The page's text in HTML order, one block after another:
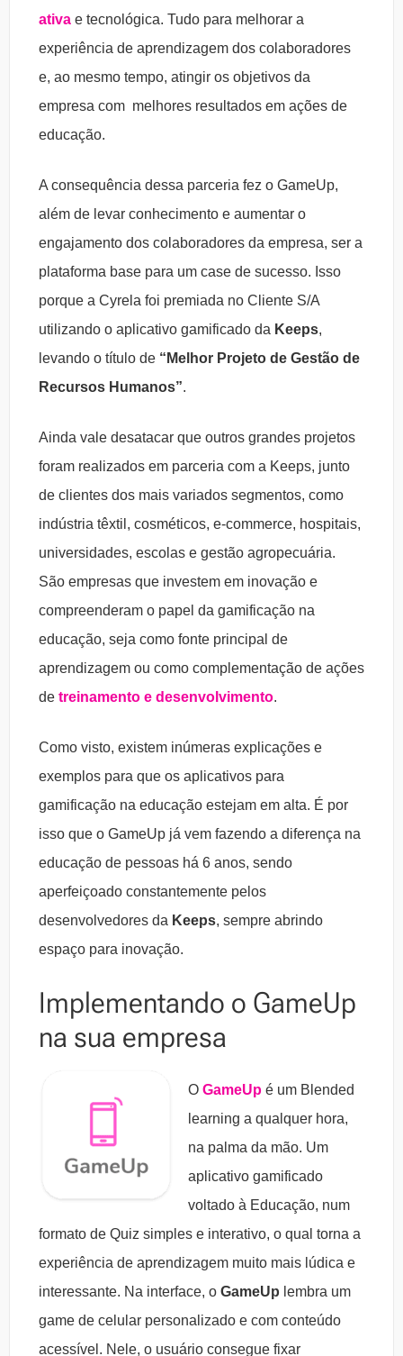
ativa e tecnológica. Tudo para melhorar a
experiência de aprendizagem dos colaboradores
e, ao mesmo tempo, atingir os objetivos da
empresa com melhores resultados em ações de
educação.
A consequência dessa parceria fez o GameUp,
além de levar conhecimento e aumentar o
engajamento dos colaboradores da empresa, ser a
plataforma base para um case de sucesso. Isso
porque a Cyrela foi premiada no Cliente S/A
utilizando o aplicativo gamificado da Keeps,
levando o título de “Melhor Projeto de Gestão de
Recursos Humanos”.
Ainda vale desatacar que outros grandes projetos
foram realizados em parceria com a Keeps, junto
de clientes dos mais variados segmentos, como
indústria têxtil, cosméticos, e-commerce, hospitais,
universidades, escolas e gestão agropecuária.
São empresas que investem em inovação e
compreenderam o papel da gamificação na
educação, seja como fonte principal de
aprendizagem ou como complementação de ações
de treinamento e desenvolvimento.
Como visto, existem inúmeras explicações e
exemplos para que os aplicativos para
gamificação na educação estejam em alta. É por
isso que o GameUp já vem fazendo a diferença na
educação de pessoas há 6 anos, sendo
aperfeiçoado constantemente pelos
desenvolvedores da Keeps, sempre abrindo
espaço para inovação.
Implementando o GameUp
na sua empresa
O GameUp é um Blended
learning a qualquer hora,
na palma da mão. Um
aplicativo gamificado
voltado à Educação, num
formato de Quiz simples e interativo, o qual torna a
experiência de aprendizagem muito mais lúdica e
interessante. Na interface, o GameUp lembra um
game de celular personalizado e com conteúdo
acessível. Nele, o usuário consegue fixar